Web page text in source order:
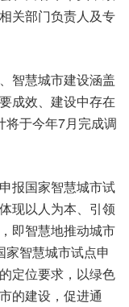
关部门负责人及专
智慧城市建设涵盖
成效、建设中存在
将于今年7月完成调
报国家智慧城市试
现以人为本、引领
即智慧地推动城市
智慧城市试点申
定位要求，以绿色
的建设，促进通